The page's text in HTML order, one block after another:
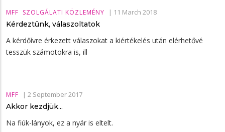
MFF SZOLGÁLATI KÖZLEMÉNY | 11 March 2018
Kérdeztünk, válaszoltatok
A kérdőívre érkezett válaszokat a kiértékelés után elérhetővé
tesszük számotokra is, ill
MFF | 2 September 2017
Akkor kezdjük...
Na fiúk-lányok, ez a nyár is eltelt.